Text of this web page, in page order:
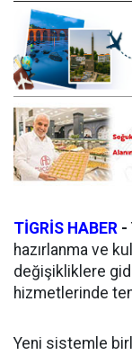
TİGRİS HABER -
hazırlanma ve
değişikliklere
hizmetlerinde
Yeni sistemle